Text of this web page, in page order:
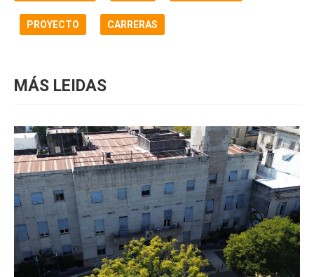
PROYECTO CARRERAS
MÁS LEIDAS